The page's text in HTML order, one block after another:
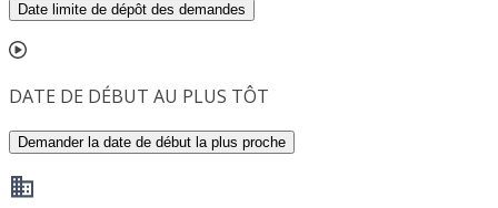
Date limite de dépôt des demandes
DATE DE DÉBUT AU PLUS TÔT
Demander la date de début la plus proche